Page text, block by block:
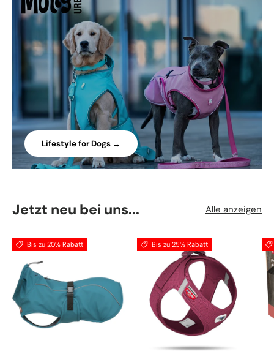
Lifestyle for Dogs →
Jetzt neu bei uns... Alle anzeigen
Bis zu 20% Rabatt Bis zu 25% Rabatt